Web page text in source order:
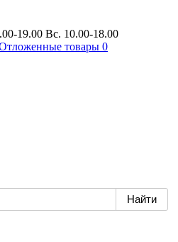
19.00 Вс. 10.00-18.00
товары 0